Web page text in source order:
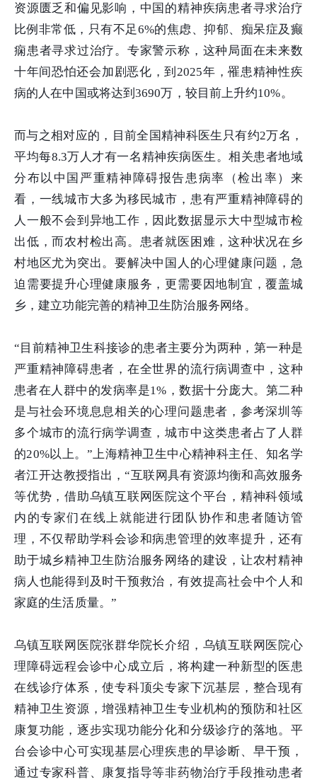
资源匮乏和偏见影响，中国的精神疾病患者寻求治疗
比例非常低，只有不足6%的焦虑、抑郁、痴呆症及癫
痫患者寻求过治疗。专家警示称，这种局面在未来数
十年间恐怕还会加剧恶化，到2025年，罹患精神性疾
病的人在中国或将达到3690万，较目前上升约10%。
而与之相对应的，目前全国精神科医生只有约2万名，
平均每8.3万人才有一名精神疾病医生。相关患者地域
分布以中国严重精神障碍报告患病率（检出率）来
看，一线城市大多为移民城市，患有严重精神障碍的
人一般不会到异地工作，因此数据显示大中型城市检
出低，而农村检出高。患者就医困难，这种状况在乡
村地区尤为突出。要解决中国人的心理健康问题，急
迫需要提升心理健康服务，更需要因地制宜，覆盖城
乡，建立功能完善的精神卫生防治服务网络。
“目前精神卫生科接诊的患者主要分为两种，第一种是
严重精神障碍患者，在全世界的流行病调查中，这种
患者在人群中的发病率是1%，数据十分庞大。第二种
是与社会环境息息相关的心理问题患者，参考深圳等
多个城市的流行病学调查，城市中这类患者占了人群
的20%以上。”上海精神卫生中心精神科主任、知名学
者江开达教授指出，“互联网具有资源均衡和高效服务
等优势，借助乌镇互联网医院这个平台，精神科领域
内的专家们在线上就能进行团队协作和患者随访管
理，不仅帮助学科会诊和病患管理的效率提升，还有
助于城乡精神卫生防治服务网络的建设，让农村精神
病人也能得到及时干预救治，有效提高社会中个人和
家庭的生活质量。”
乌镇互联网医院张群华院长介绍，乌镇互联网医院心
理障碍远程会诊中心成立后，将构建一种新型的医患
在线诊疗体系，使专科顶尖专家下沉基层，整合现有
精神卫生资源，增强精神卫生专业机构的预防和社区
康复功能，逐步实现功能分化和分级诊疗的落地。平
台会诊中心可实现基层心理疾患的早诊断、早干预，
通过专家科普、康复指导等非药物治疗手段推动患者